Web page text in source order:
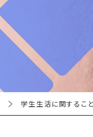
学生生活に関すること